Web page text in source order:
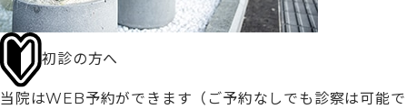
初診の方へ
当院はWEB予約ができます（ご予約なしでも診察は可能で